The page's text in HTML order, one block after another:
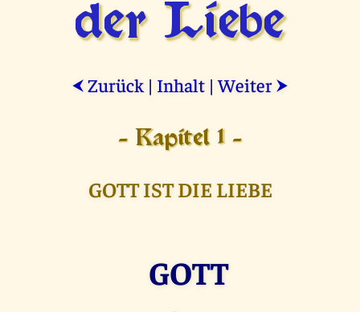
der Liebe
⮜ Zurück | Inhalt |Weiter ⮞
- Kapitel 1 -
GOTT IST DIE LIEBE
GOTT